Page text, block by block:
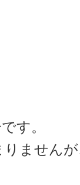
す。
ません